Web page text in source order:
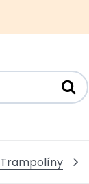
Trampolíny